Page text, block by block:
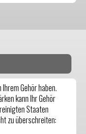
Gehör haben.
kann Ihr Gehör
Staaten
zu überschreiten: